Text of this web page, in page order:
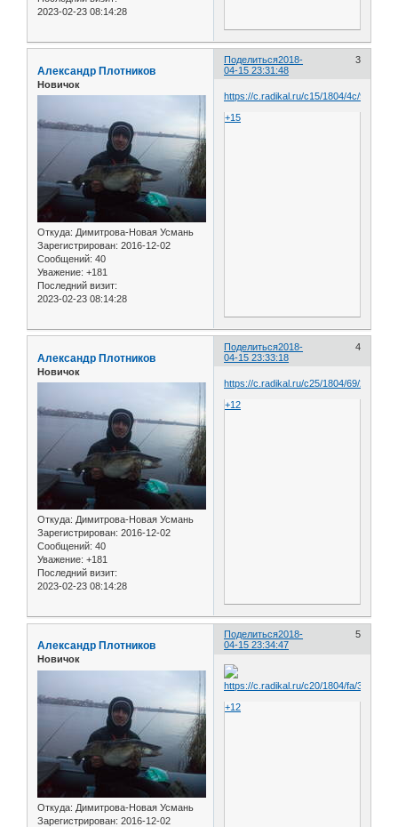
2023-02-23 08:14:28
Поделиться 3
2018-
04-15 23:31:48
Александр Плотников
Новичок
Откуда: Димитрова-Новая Усмань
Зарегистрирован: 2016-12-02
Сообщений: 40
Уважение: +181
Последний визит:
2023-02-23 08:14:28
https://c.radikal.ru/c15/1804/4c/
+15
Поделиться 4
2018-
04-15 23:33:18
Александр Плотников
Новичок
Откуда: Димитрова-Новая Усмань
Зарегистрирован: 2016-12-02
Сообщений: 40
Уважение: +181
Последний визит:
2023-02-23 08:14:28
https://c.radikal.ru/c25/1804/69/
+12
Поделиться 5
2018-
04-15 23:34:47
Александр Плотников
Новичок
Откуда: Димитрова-Новая Усмань
Зарегистрирован: 2016-12-02
+12